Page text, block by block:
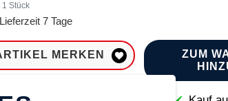
1 Stück
Lieferzeit 7 Tage
MERKEN
ZUM